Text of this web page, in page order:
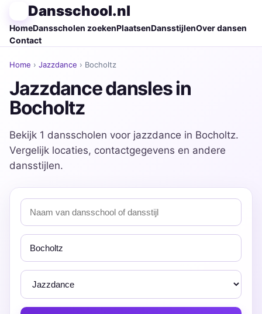
Dansschool.nl
HomeDansscholen zoekenPlaatsenDansstijlenOver dansen
Contact
Home › Jazzdance › Bocholtz
Jazzdance dansles in
Bocholtz
Bekijk 1 dansscholen voor jazzdance in Bocholtz.
Vergelijk locaties, contactgegevens en andere
dansstijlen.